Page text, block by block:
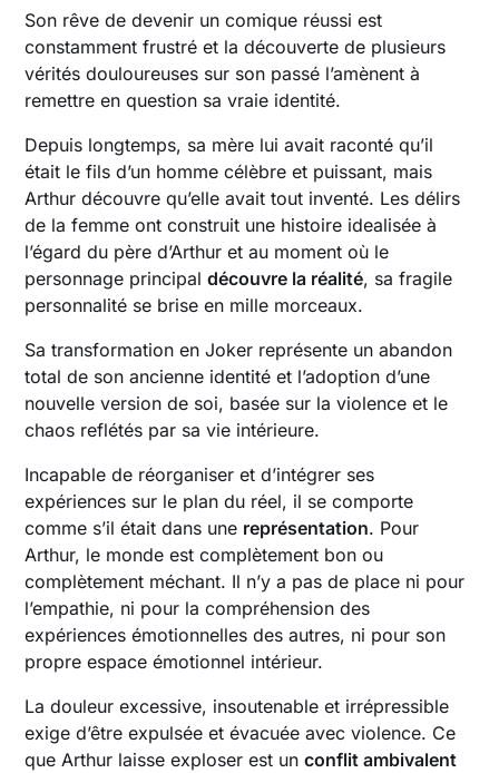
Son rêve de devenir un comique réussi est
constamment frustré et la découverte de plusieurs
vérités douloureuses sur son passé l’amènent à
remettre en question sa vraie identité.
Depuis longtemps, sa mère lui avait raconté qu’il
était le fils d’un homme célèbre et puissant, mais
Arthur découvre qu’elle avait tout inventé. Les délirs
de la femme ont construit une histoire idealisée à
l’égard du père d’Arthur et au moment où le
personnage principaldécouvre la réalité, sa fragile
personnalité se brise en mille morceaux.
Sa transformation en Joker représente un abandon
total de son ancienne identité et l’adoption d’une
nouvelle version de soi, basée sur la violence et le
chaos reflétés par sa vie intérieure.
Incapable de réorganiser et d’intégrer ses
expériences sur le plan du réel, il se comporte
comme s’il était dans une représentation. Pour
Arthur, le monde est complètement bon ou
complètement méchant. Il n’y a pas de place ni pour
l’empathie, ni pour la compréhension des
expériences émotionnelles des autres, ni pour son
propre espace émotionnel intérieur.
La douleur excessive, insoutenable et irrépressible
exige d’être expulsée et évacuée avec violence. Ce
que Arthur laisse exploser est unconflit ambivalent